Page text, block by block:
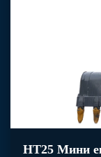
HT25 Мини